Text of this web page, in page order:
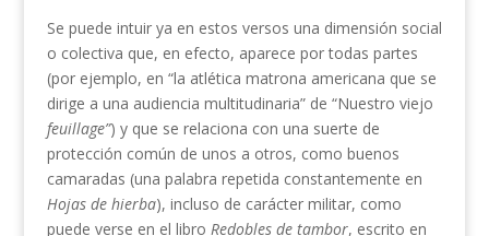
Se puede intuir ya en estos versos una dimensión social
o colectiva que, en efecto, aparece por todas partes
(por ejemplo, en “la atlética matrona americana que se
dirige a una audiencia multitudinaria” de “Nuestro viejo
feuillage”) y que se relaciona con una suerte de
protección común de unos a otros, como buenos
camaradas (una palabra repetida constantemente en
Hojas de hierba), incluso de carácter militar, como
puede verse en el libro Redobles de tambor, escrito en